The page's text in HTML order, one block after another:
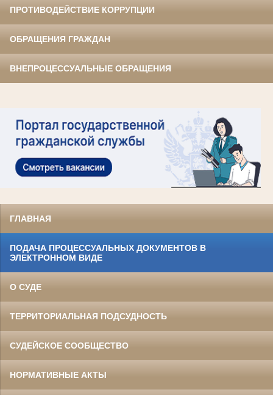
ПРОТИВОДЕЙСТВИЕ КОРРУПЦИИ
ОБРАЩЕНИЯ ГРАЖДАН
ВНЕПРОЦЕССУАЛЬНЫЕ ОБРАЩЕНИЯ
ГЛАВНАЯ
ПОДАЧА ПРОЦЕССУАЛЬНЫХ ДОКУМЕНТОВ В
ЭЛЕКТРОННОМ ВИДЕ
О СУДЕ
ТЕРРИТОРИАЛЬНАЯ ПОДСУДНОСТЬ
СУДЕЙСКОЕ СООБЩЕСТВО
НОРМАТИВНЫЕ АКТЫ